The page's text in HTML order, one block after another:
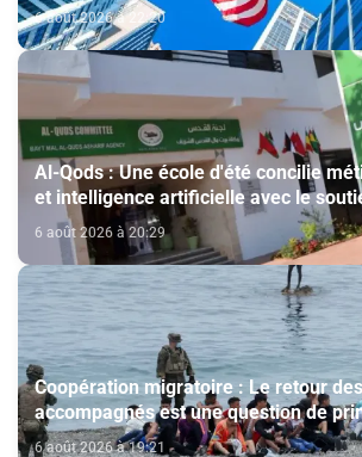
6 août 2026 à 22:20
Al-Qods : Une école d'été concilie
et intelligence artificielle avec le
Bayt Mal Al-Qods Acharif
6 août 2026 à 20:29
Coopération migratoire : Le retour
accompagnés est une question de
les Hautes Instructions Royales
6 août 2026 à 19:21